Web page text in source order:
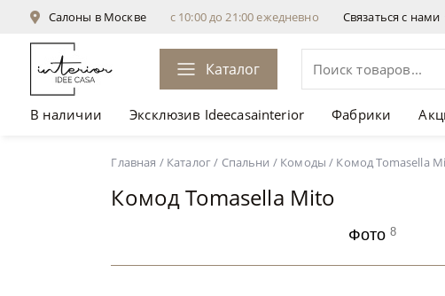
Салоны в Москве с 10:00 до 21:00 ежедневно Связаться с нами
Каталог
В наличии Эксклюзив Ideecasainterior Фабрики
Главная / Каталог/ Спальни / Комоды / Комод Tomasella
Комод Tomasella Mito
Фото8